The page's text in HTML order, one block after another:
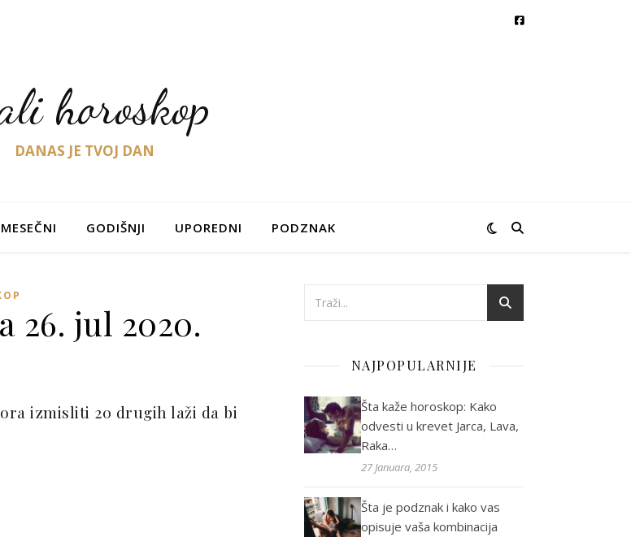
horoskop
DANAS JE TVOJ DAN
MESEČNI GODIŠNJI UPOREDNI PODZNAK
26. jul 2020.
izmisliti 20 drugih laži da bi
NAJPOPULARNIJE
Šta kaže horoskop: Kako
odvesti u krevet Jarca, Lava,
Raka…
27 Januara, 2015
Šta je podznak i kako vas
opisuje vaša kombinacija